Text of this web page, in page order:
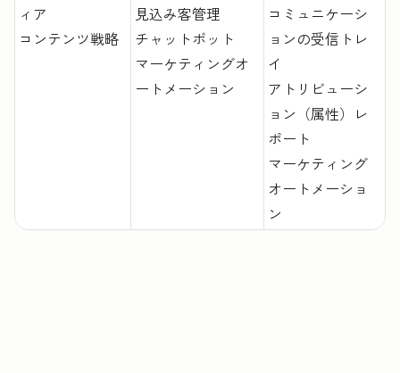
ィア
コンテンツ戦略
見込み客管理
チャットボット
マーケティングオ
ートメーション
コミュニケーシ
ョンの受信トレ
イ
アトリビューシ
ョン（属性）レ
ポート
マーケティング
オートメーショ
ン